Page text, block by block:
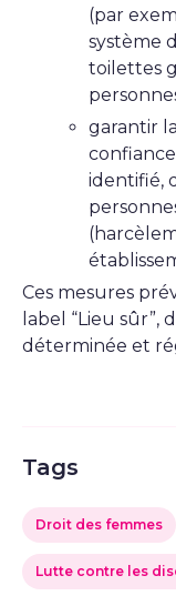
(par
système
toilettes
garantir
identifié,
Ces mesures
label “Lieu
déterminée et
Tags
Droit des femmes
Lutte contre les